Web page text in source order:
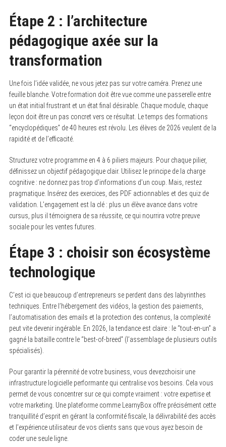
Étape 2 : l’architecture
pédagogique axée sur la
transformation
Une fois l’idée validée, ne vous jetez pas sur votre caméra. Prenez une
feuille blanche. Votre formation doit être vue comme une passerelle entre
un état initial frustrant et un état final désirable. Chaque module, chaque
leçon doit être un pas concret vers ce résultat. Le temps des formations
“encyclopédiques” de 40 heures est révolu. Les élèves de 2026 veulent de la
rapidité et de l’efficacité.
Structurez votre programme en 4 à 6 piliers majeurs. Pour chaque pilier,
définissez un objectif pédagogique clair. Utilisez le principe de la charge
cognitive : ne donnez pas trop d’informations d’un coup. Mais, restez
pragmatique. Insérez des exercices, des PDF actionnables et des quiz de
validation. L’engagement est la clé : plus un élève avance dans votre
cursus, plus il témoignera de sa réussite, ce qui nourrira votre preuve
sociale pour les ventes futures.
Étape 3 : choisir son écosystème
technologique
C’est ici que beaucoup d’entrepreneurs se perdent dans des labyrinthes
techniques. Entre l’hébergement des vidéos, la gestion des paiements,
l’automatisation des emails et la protection des contenus, la complexité
peut vite devenir ingérable. En 2026, la tendance est claire : le “tout-en-un” a
gagné la bataille contre le “best-of-breed” (l’assemblage de plusieurs outils
spécialisés).
Pour garantir la pérennité de votre business, vous devezchoisir une
infrastructure logicielle performante qui centralise vos besoins. Cela vous
permet de vous concentrer sur ce qui compte vraiment : votre expertise et
votre marketing. Une plateforme comme LearnyBox offre précisément cette
tranquillité d’esprit en gérant la conformité fiscale, la délivrabilité des accès
et l’expérience utilisateur de vos clients sans que vous ayez besoin de
coder une seule ligne.